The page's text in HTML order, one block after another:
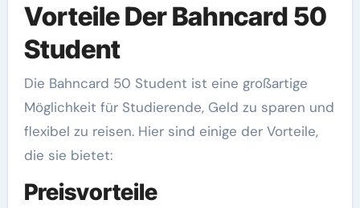
Vorteile Der Bahncard 50
Student
Die Bahncard 50 Student ist eine großartige
Möglichkeit für Studierende, Geld zu sparen und
flexibel zu reisen. Hier sind einige der Vorteile,
die sie bietet:
Preisvorteile